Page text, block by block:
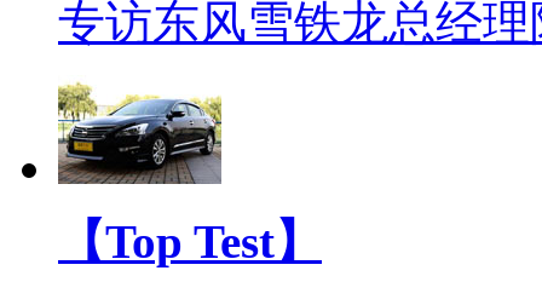
专访东风雪铁龙总经
【Top Test】